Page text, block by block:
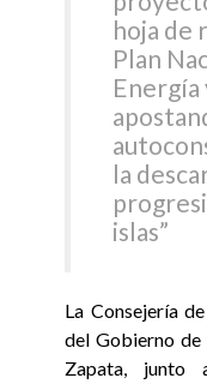
hoja de
Plan
Energía
la
islas”
La Consejería
del Gobierno de
Zapata, junto